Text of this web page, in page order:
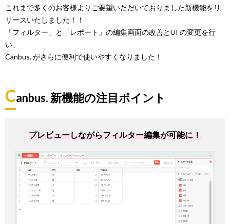
これまで多くのお客様よりご要望いただいておりました新機能をリ
リースいたしました！！
「フィルター」と「レポート」の編集画面の改善とUI の変更を行
い、
Canbus. がさらに便利で使いやすくなりました！
Canbus. 新機能の注目ポイント
プレビューしながらフィルター編集が可能に！